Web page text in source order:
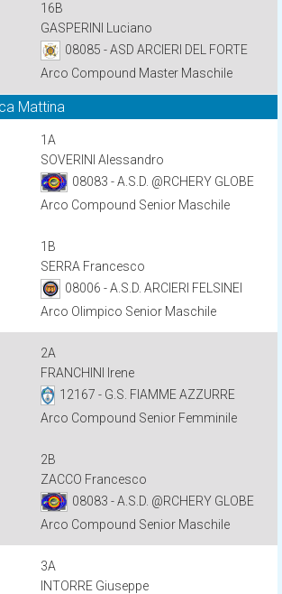
16B
GASPERINI Luciano
08085 - ASD ARCIERI DEL FORTE
Arco Compound Master Maschile
Mattina
1A
SOVERINI Alessandro
08083 - A.S.D. @RCHERY GLOBE
Arco Compound Senior Maschile
1B
SERRA Francesco
08006 - A.S.D. ARCIERI FELSINEI
Arco Olimpico Senior Maschile
2A
FRANCHINI Irene
12167 - G.S. FIAMME AZZURRE
Arco Compound Senior Femminile
2B
ZACCO Francesco
08083 - A.S.D. @RCHERY GLOBE
Arco Compound Senior Maschile
3A
INTORRE Giuseppe